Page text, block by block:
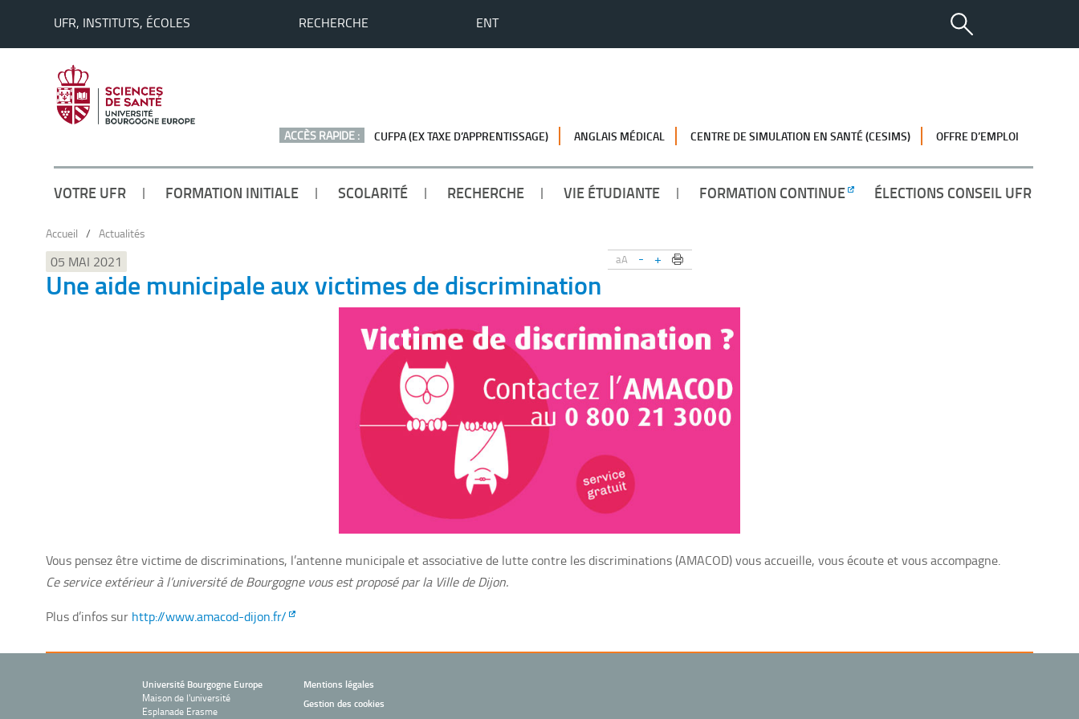
UFR, INSTITUTS, ÉCOLES RECHERCHE ENT
ACCÈS RAPIDE : CUFPA (EX TAXE D’APPRENTISSAGE) ANGLAIS MÉDICAL CENTRE DE SIMULATION EN SANTÉ (CESIMS) OFFRE D’EMPLOI
VOTRE UFR FORMATION INITIALE SCOLARITÉ RECHERCHE VIE ÉTUDIANTE FORMATION CONTINUE ÉLECTIONS CONSEIL UFR
Accueil / Actualités
aA - +
05 MAI 2021
Une aide municipale aux victimes de discrimination
Vous pensez être victime de discriminations, l’antenne municipale et associative de lutte contre les discriminations (AMACOD) vous accueille, vous écoute et vous accompagne.
Ce service extérieur à l’université de Bourgogne vous est proposé par la Ville de Dijon.
Plus d’infos sur http://www.amacod-dijon.fr/
Université Bourgogne Europe
Maison de l'université
Esplanade Erasme
Mentions légales
Gestion des cookies